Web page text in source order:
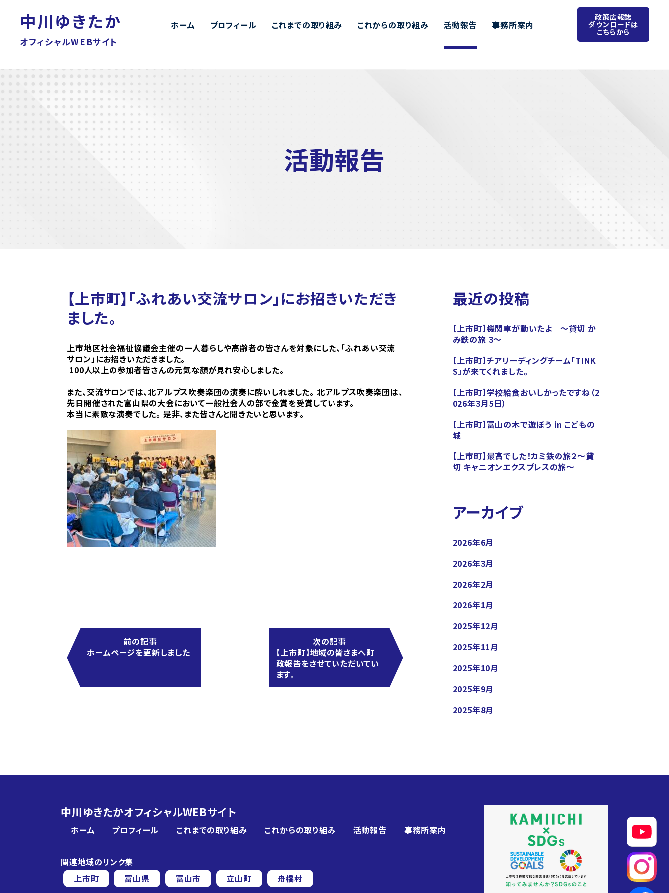
中川ゆきたか
オフィシャルWEBサイト
ホーム プロフィール これまでの取り組み これからの取り組み 活動報告 事務所案内
政策広報誌
ダウンロードは
こちらから
活動報告
【上市町】「ふれあい交流サロン」にお招きいただき
ました。
上市地区社会福祉協議会主催の一人暮らしや高齢者の皆さんを対象にした、「ふれあい交流
サロン」にお招きいただきました。
100人以上の参加者皆さんの元気な顔が見れ安心しました。
また、交流サロンでは、北アルプス吹奏楽団の演奏に酔いしれました。 北アルプス吹奏楽団は、
先日開催された富山県の大会において一般社会人の部で金賞を受賞しています。
本当に素敵な演奏でした。 是非、また皆さんと聞きたいと思います。
前の記事
ホームページを更新しました
次の記事
【上市町】地域の皆さまへ町
政報告をさせていただいてい
ます。
最近の投稿
【上市町】機関車が動いたよ ～貸切 か
み鉄の旅 3～
【上市町】チアリーディングチーム「TINK
S」が来てくれました。
【上市町】学校給食おいしかったですね（2
026年3月5日）
【上市町】富山の木で遊ぼう in こどもの
城
【上市町】最高でした！カミ鉄の旅２～貸
切 キャニオンエクスプレスの旅～
アーカイブ
2026年6月
2026年3月
2026年2月
2026年1月
2025年12月
2025年11月
2025年10月
2025年9月
2025年8月
中川ゆきたかオフィシャルWEBサイト
ホーム プロフィール これまでの取り組み これからの取り組み 活動報告 事務所案内
関連地域のリンク集
上市町
富山県 富山市 立山町 舟橋村